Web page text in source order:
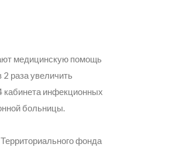
медицинскую помощь
раза увеличить
кабинета инфекционных
больницы.
фонда